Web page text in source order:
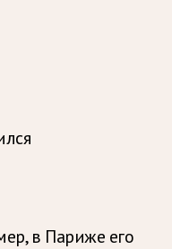
в Париже его